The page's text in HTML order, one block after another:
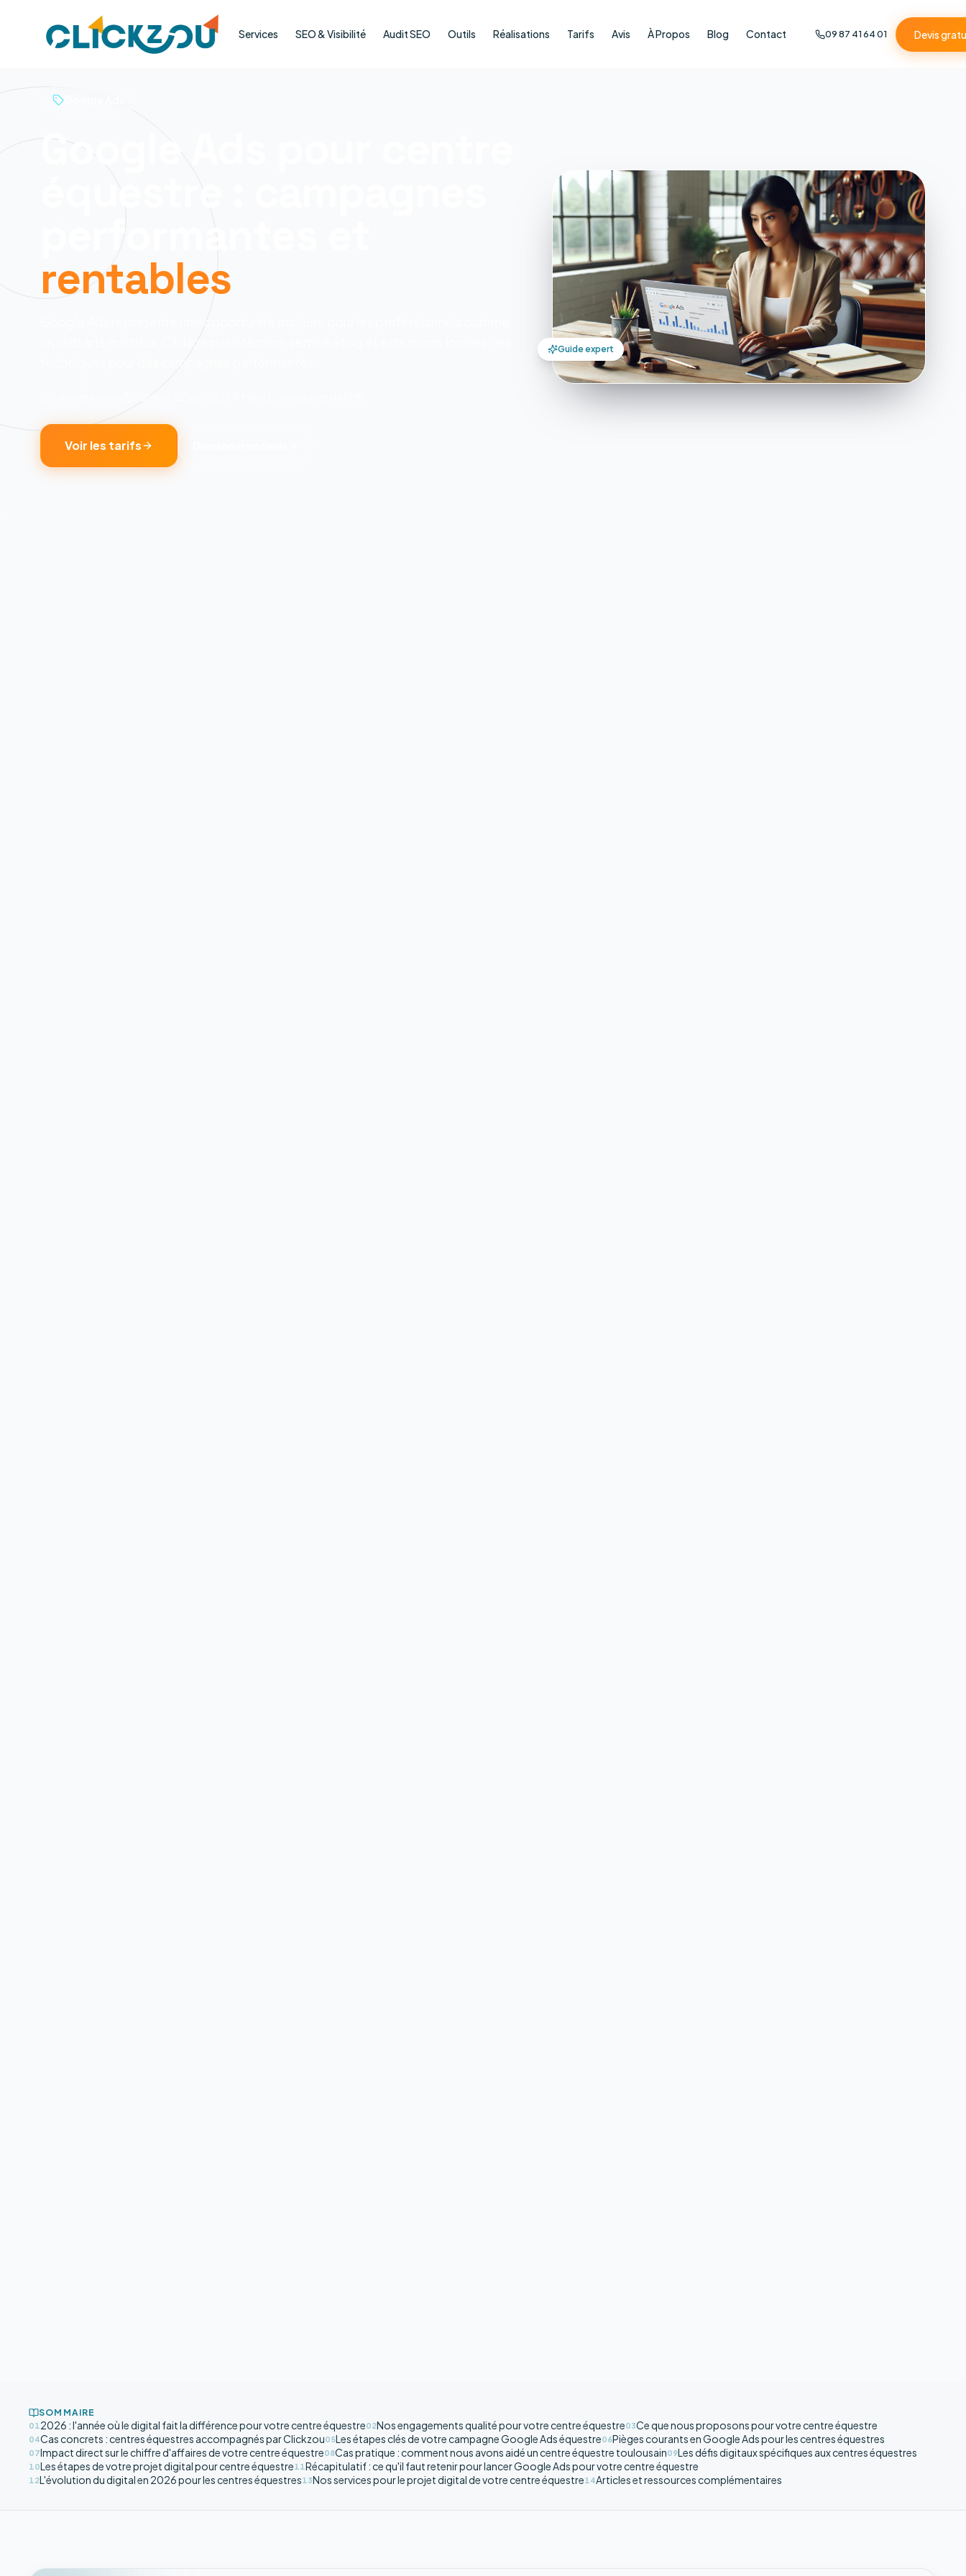
Services SEO & Visibilité Audit SEO Outils Réalisations Tarifs Avis À Propos Blog Contact 09 87 41 64 01 Devis
Google Ads pour centre
équestre : campagnes
performantes et
rentables
Google Ads represente une opportunite majeure pour les professionnels comme
un club arts martiaux. Ciblage par intention, remarketing et extensions locales : les
techniques pour des campagnes performantes.
Voir les tarifs
Guide expert
SOMMAIRE
012026 : l'année où le digital fait la différence pour votre centre équestre02Nos engagements qualité pour votre centre équestre03Ce que nous proposons pour votre centre équestre
04Cas concrets : centres équestres accompagnés par Clickzou05Les étapes clés de votre campagne Google Ads équestre06Pièges courants en Google Ads pour les centres équestres
07Impact direct sur le chiffre d'affaires de votre centre équestre08Cas pratique : comment nous avons aidé un centre équestre toulousain09Les défis digitaux spécifiques aux centres équestres
10Les étapes de votre projet digital pour centre équestre11Récapitulatif : ce qu'il faut retenir pour lancer Google Ads pour votre centre équestre
12L'évolution du digital en 2026 pour les centres équestres13Nos services pour le projet digital de votre centre équestre14Articles et ressources complémentaires